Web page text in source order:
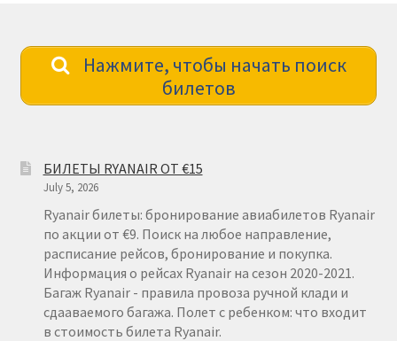
Нажмите, чтобы начать поиск
билетов
БИЛЕТЫ RYANAIR ОТ €15
July 5, 2026
Ryanair билеты: бронирование авиабилетов Ryanair
по акции от €9. Поиск на любое направление,
расписание рейсов, бронирование и покупка.
Информация о рейсах Ryanair на сезон 2020-2021.
Багаж Ryanair - правила провоза ручной клади и
сдааваемого багажа. Полет с ребенком: что входит
в стоимость билета Ryanair.